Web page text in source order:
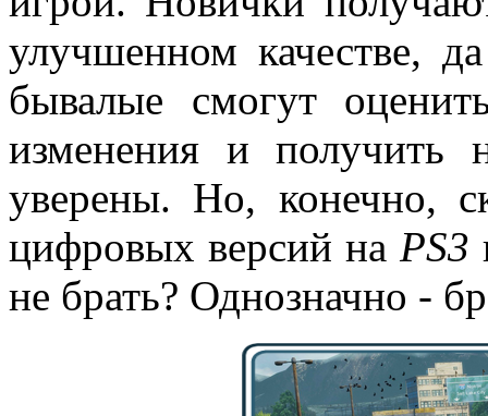
улучшенном качестве,
бывалые смогут
изменения и получить
уверены. Но, конечно,
цифровых версий на PS3
не брать? Однозначно -